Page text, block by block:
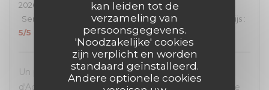
kan leiden tot de
verzameling van
persoonsgegevens.
'Noodzakelijke' cookies
zijn verplicht en worden
standaard geïnstalleerd.
Andere optionele cookies
2026-06-22
- 19:30 - Gasten 2
Service
Atmosfeer:5/5 Keuken:5/5 Kwaliteit / Prijs :
5/5
Un petite pépite a découvrir dans le cœur de ville
d'Agen. La présentation de la carte par le chef donne